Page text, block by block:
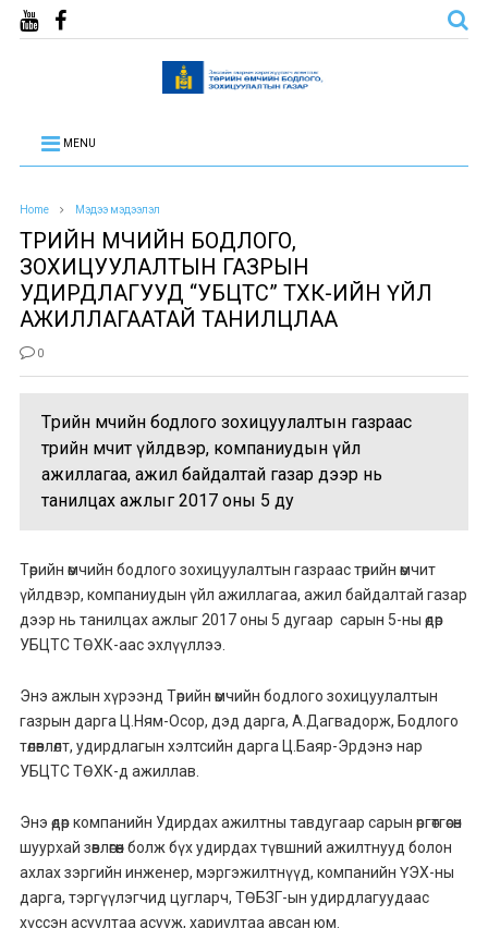
MENU
Home Мэдээ мэдээлэл
ТӨРИЙН ӨМЧИЙН БОДЛОГО,
ЗОХИЦУУЛАЛТЫН ГАЗРЫН
УДИРДЛАГУУД “УБЦТС” ТӨХК-ИЙН ҮЙЛ
АЖИЛЛАГААТАЙ ТАНИЛЦЛАА
0
Төрийн өмчийн бодлого зохицуулалтын газраас
төрийн өмчит үйлдвэр, компаниудын үйл
ажиллагаа, ажил байдалтай газар дээр нь
танилцах ажлыг 2017 оны 5 ду
Төрийн өмчийн бодлого зохицуулалтын газраас төрийн өмчит
үйлдвэр, компаниудын үйл ажиллагаа, ажил байдалтай газар
дээр нь танилцах ажлыг 2017 оны 5 дугаар сарын 5-ны өдөр
УБЦТС ТӨХК-аас эхлүүллээ.
Энэ ажлын хүрээнд Төрийн өмчийн бодлого зохицуулалтын
газрын дарга Ц.Ням-Осор, дэд дарга, А.Дагвадорж, Бодлого
төлөвлөлт, удирдлагын хэлтсийн дарга Ц.Баяр-Эрдэнэ нар
УБЦТС ТӨХК-д ажиллав.
Энэ өдөр компанийн Удирдах ажилтны тавдугаар сарын өргөтгөсөн
шуурхай зөвлөгөөн болж бүх удирдах түвшний ажилтнууд болон
ахлах зэргийн инженер, мэргэжилтнүүд, компанийн ҮЭХ-ны
дарга, тэргүүлэгчид цугларч, ТӨБЗГ-ын удирдлагуудаас
хүссэн асуултаа асууж, хариултаа авсан юм.